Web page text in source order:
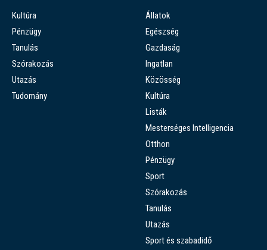
Kultúra
Pénzügy
Tanulás
Szórakozás
Utazás
Tudomány
Állatok
Egészség
Gazdaság
Ingatlan
Közösség
Kultúra
Listák
Mesterséges Intelligencia
Otthon
Pénzügy
Sport
Szórakozás
Tanulás
Utazás
Sport és szabadidő